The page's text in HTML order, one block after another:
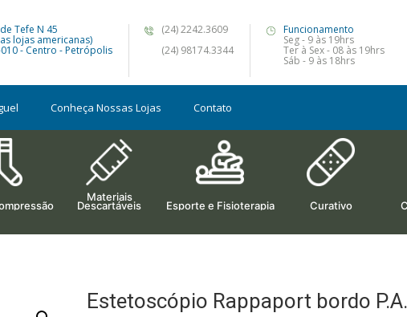
Tefe N 45
lojas americanas)
010 - Centro - Petrópolis
(24) 2242.3609
(24) 98174.3344
Funcionamento
Seg - 9 às 19hrs
Ter à Sex - 08 às 19hrs
Sáb - 9 às 18hrs
Conheça Nossas Lojas Contato
Materiais
Descartáveis Esporte e Fisioterapia Curativo
Estetoscópio Rappaport bordo